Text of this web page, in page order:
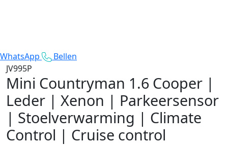
WhatsApp
Bellen
JV995P
Mini Countryman 1.6 Cooper |
Leder | Xenon | Parkeersensor
| Stoelverwarming | Climate
Control | Cruise control